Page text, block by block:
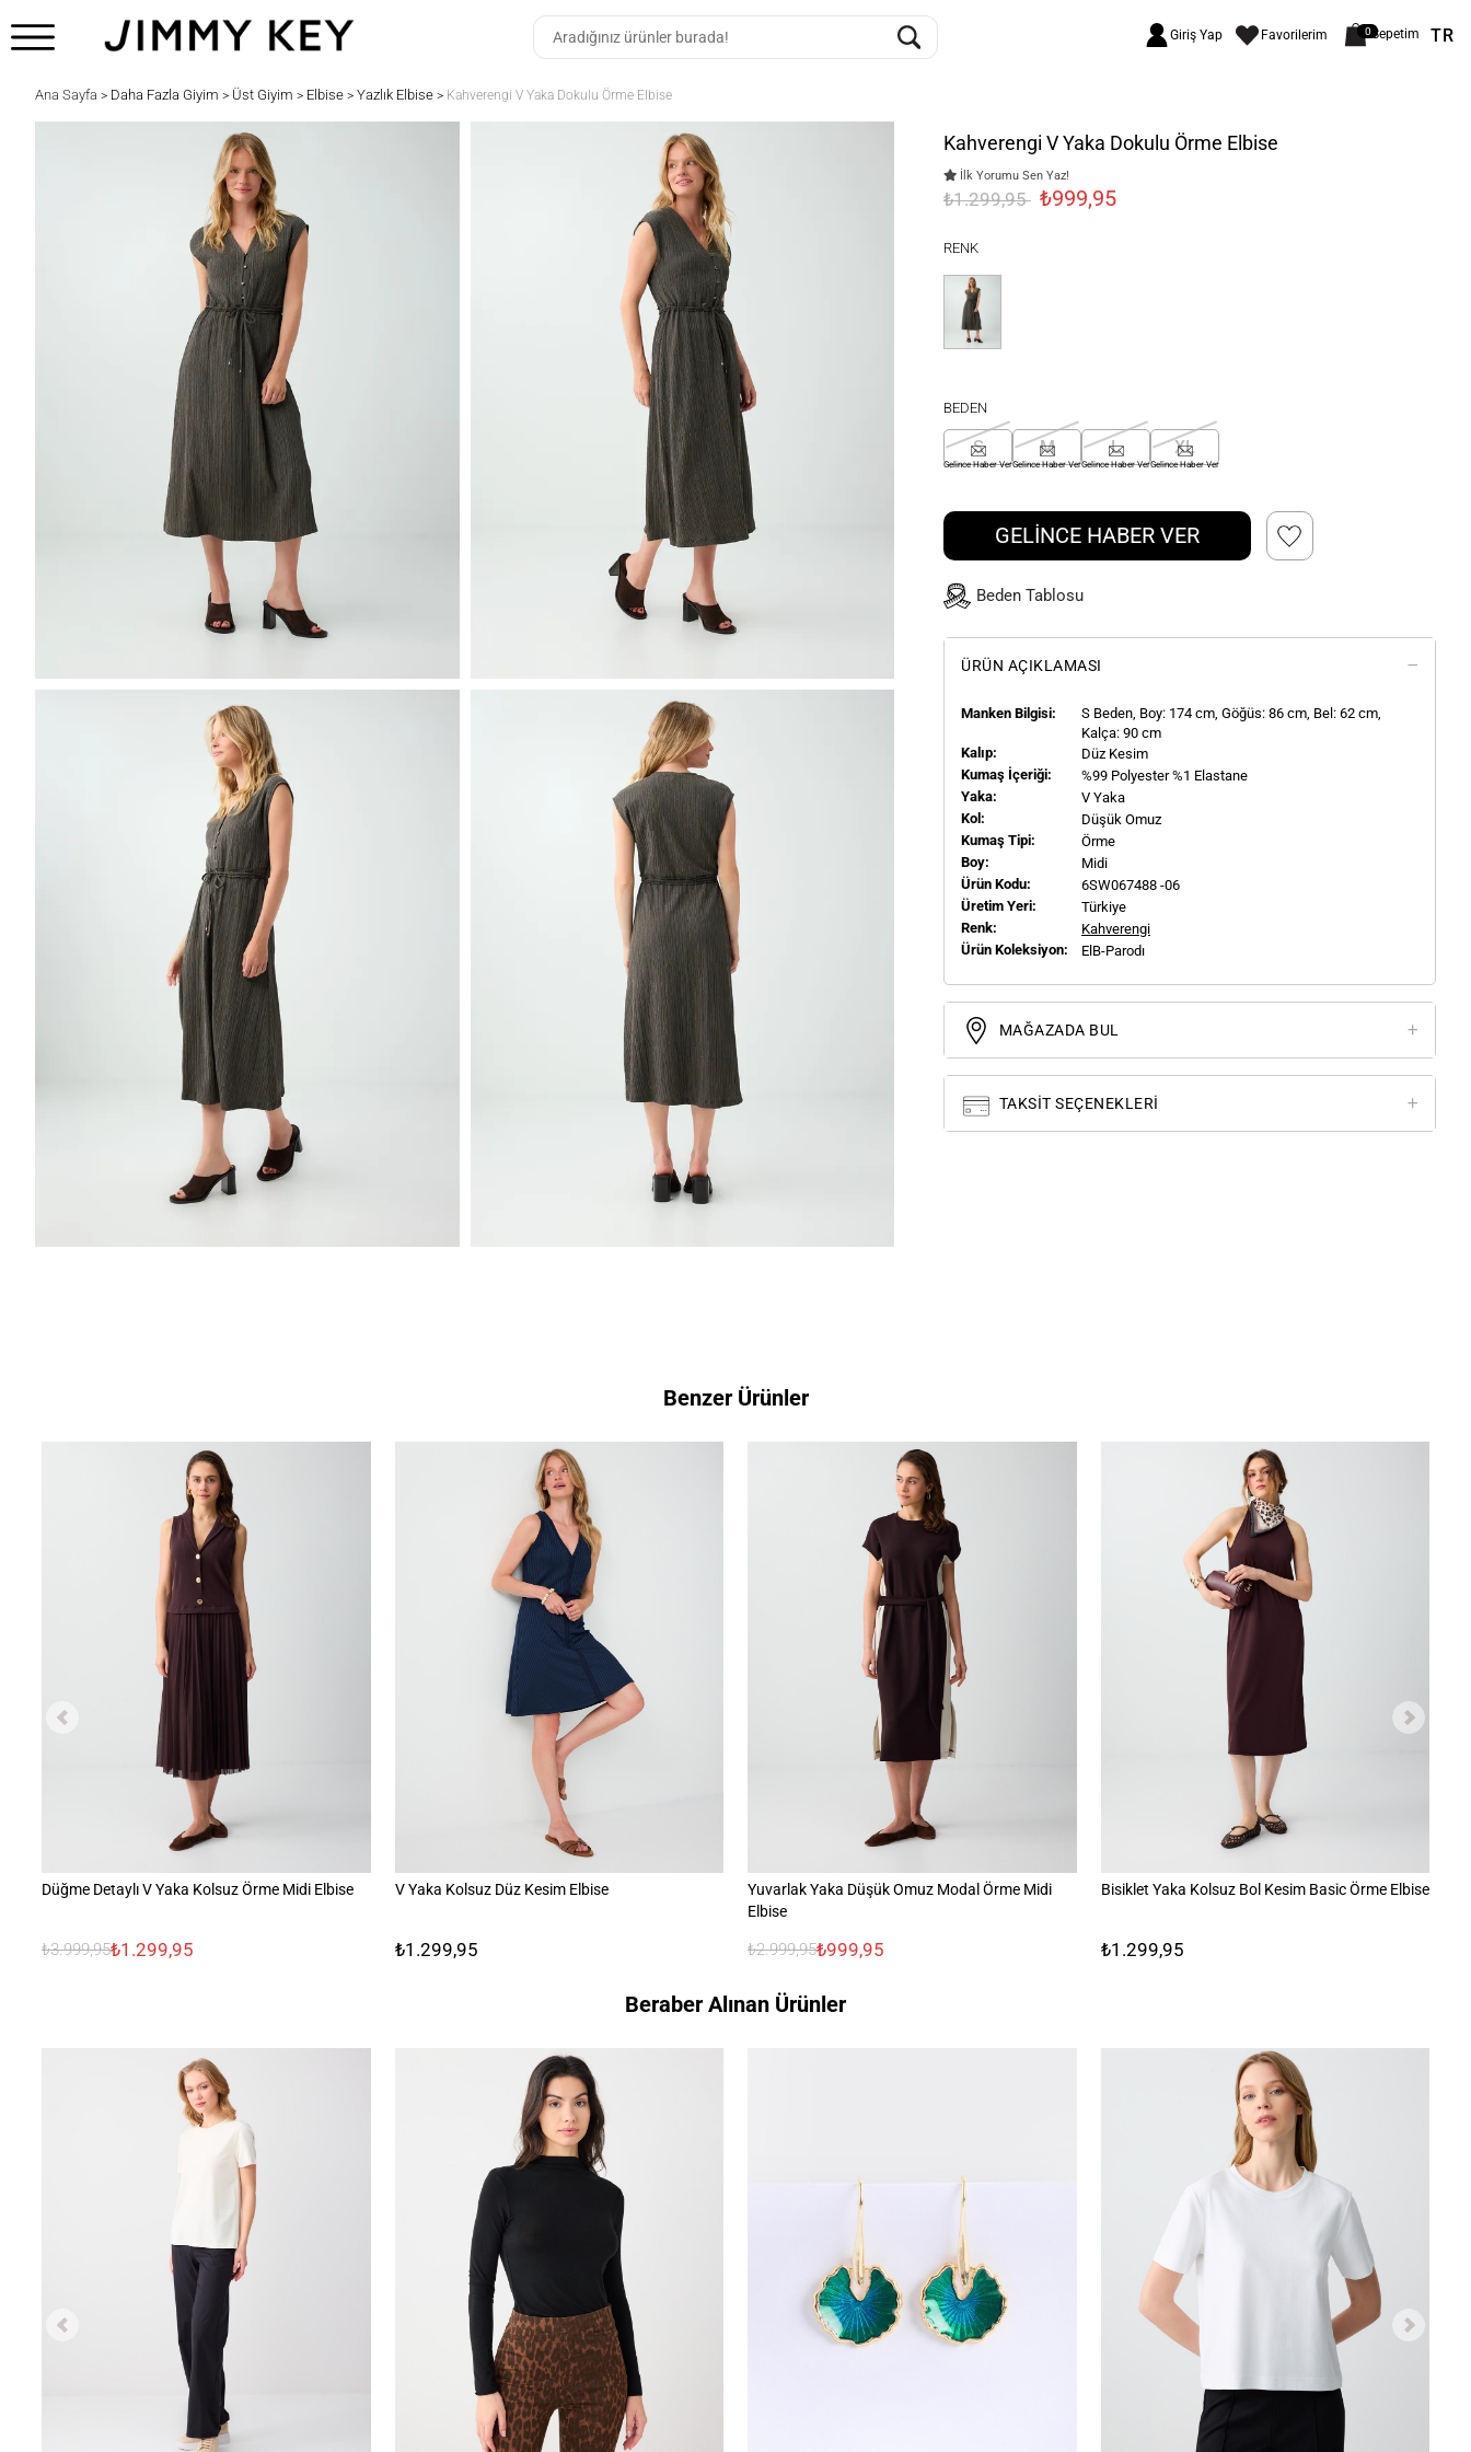
Giriş Yap Favorilerim 0Sepetim TR
Ana Sayfa > Daha Fazla Giyim > Üst Giyim > Elbise > Yazlık Elbise > Kahverengi V Yaka Dokulu Örme Elbise
Kahverengi V Yaka Dokulu Örme Elbise
İlk Yorumu Sen Yaz!
₺1.299,95 ₺999,95
RENK
BEDEN
S
Gelince Haber Ver
M
Gelince Haber Ver
L
Gelince Haber Ver
XL
Gelince Haber Ver
GELİNCE HABER VER
Beden Tablosu
ÜRÜN AÇIKLAMASI
Manken Bilgisi: S Beden, Boy: 174 cm, Göğüs: 86 cm, Bel: 62 cm,
Kalça: 90 cm
Kalıp:
Düz Kesim
Kumaş İçeriği:
%99 Polyester %1 Elastane
Yaka:
V Yaka
Kol:
Düşük Omuz
Kumaş Tipi:
Örme
Boy:
Midi
Ürün Kodu:
6SW067488 -06
Üretim Yeri:
Türkiye
Renk:
Kahverengi
Ürün Koleksiyon:
ElB-Parodı
MAĞAZADA BUL
TAKSIT SEÇENEKLERI
Benzer Ürünler
Düğme Detaylı V Yaka Kolsuz Örme Midi Elbise
₺3.999,95₺1.299,95
V Yaka Kolsuz Düz Kesim Elbise
₺1.299,95
Yuvarlak Yaka Düşük Omuz Modal Örme Midi
Elbise
₺2.999,95₺999,95
Bisiklet Yaka Kolsuz Bol Kesim Basic Örme Elbise
₺1.299,95
Beraber Alınan Ürünler